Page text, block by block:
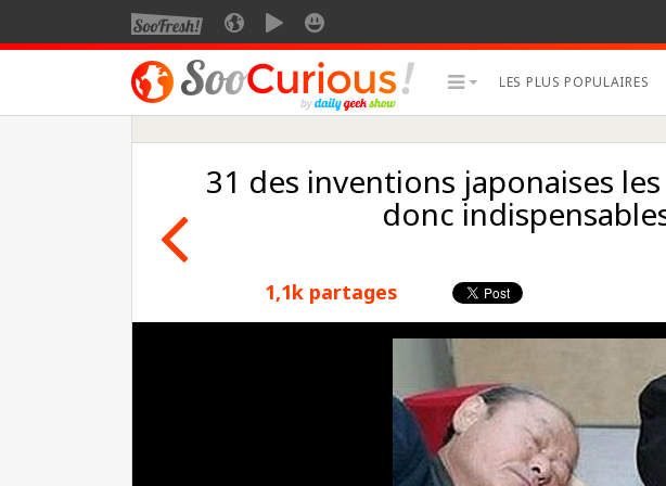
LES PLUS POPULAIRES
31 des inventions japonaises
donc
1,1k partages